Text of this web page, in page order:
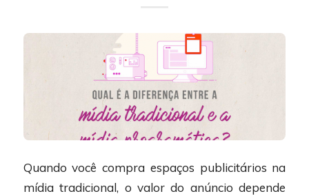
Quando você compra espaços publicitários na
mídia tradicional, o valor do anúncio depende